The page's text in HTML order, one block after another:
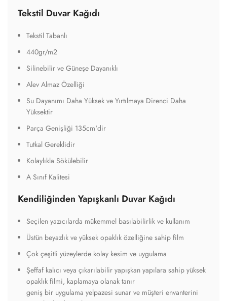
Tekstil Duvar Kağıdı
Tekstil Tabanlı
440gr/m2
Silinebilir ve Güneşe Dayanıklı
Alev Almaz Özelliği
Su Dayanımı Daha Yüksek ve Yırtılmaya Direnci Daha
Yüksektir
Parça Genişliği 135cm'dir
Tutkal Gereklidir
Kolaylıkla Sökülebilir
A Sınıf Kalitesi
Kendiliğinden Yapışkanlı Duvar Kağıdı
Seçilen yazıcılarda mükemmel basılabilirlik ve kullanım
Üstün beyazlık ve yüksek opaklık özelliğine sahip film
Çok çeşitli yüzeylerde kolay kesim ve uygulama
Şeffaf kalıcı veya çıkarılabilir yapışkan yapılara sahip yüksek
opaklık filmi, kaplamaya olanak tanır
geniş bir uygulama yelpazesi sunar ve müşteri envanterini